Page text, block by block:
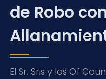
de Robo con
El Sr. Sris y los Of